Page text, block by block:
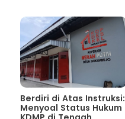
Berdiri di Atas Instruksi:
Menyoal Status Hukum